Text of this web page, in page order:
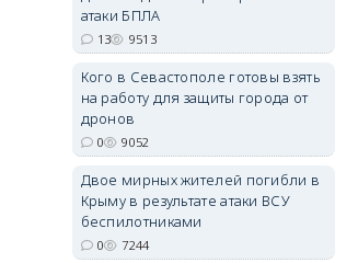
атаки БПЛА
13 9513
Кого в Севастополе готовы взять
на работу для защиты города от
дронов
0 9052
Двое мирных жителей погибли в
Крыму в результате атаки ВСУ
беспилотниками
0 7244